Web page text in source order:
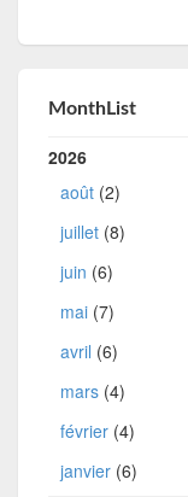
MonthList
2026
août (2)
juillet (8)
juin (6)
mai (7)
avril (6)
mars (4)
février (4)
janvier (6)